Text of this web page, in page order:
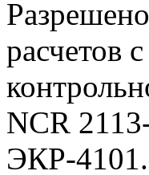
расчетов
NCR
ЭКР-